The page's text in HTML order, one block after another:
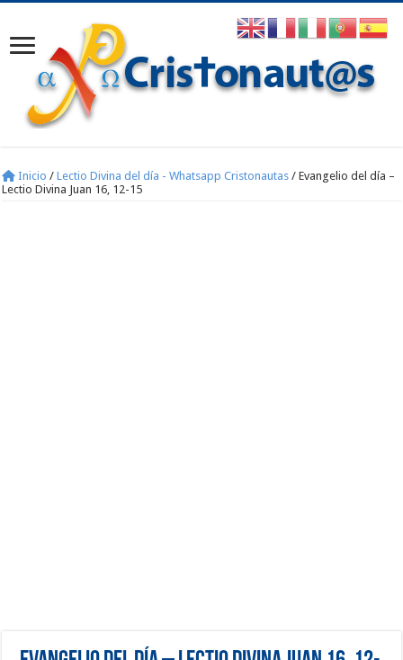
Inicio / Lectio Divina del día - Whatsapp Cristonautas / Evangelio del día –
Lectio Divina Juan 16, 12-15